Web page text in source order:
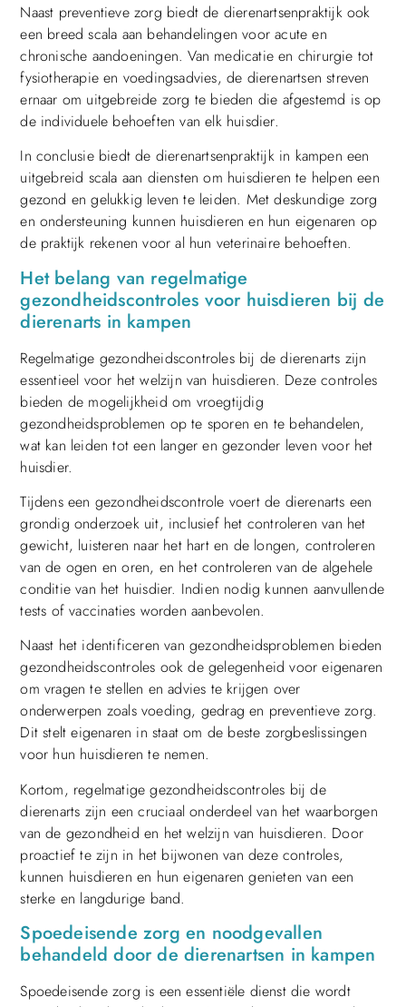
Naast preventieve zorg biedt de dierenartsenpraktijk ook
een breed scala aan behandelingen voor acute en
chronische aandoeningen. Van medicatie en chirurgie tot
fysiotherapie en voedingsadvies, de dierenartsen streven
ernaar om uitgebreide zorg te bieden die afgestemd is op
de individuele behoeften van elk huisdier.
In conclusie biedt de dierenartsenpraktijk in kampen een
uitgebreid scala aan diensten om huisdieren te helpen een
gezond en gelukkig leven te leiden. Met deskundige zorg
en ondersteuning kunnen huisdieren en hun eigenaren op
de praktijk rekenen voor al hun veterinaire behoeften.
Het belang van regelmatige
gezondheidscontroles voor huisdieren bij de
dierenarts in kampen
Regelmatige gezondheidscontroles bij de dierenarts zijn
essentieel voor het welzijn van huisdieren. Deze controles
bieden de mogelijkheid om vroegtijdig
gezondheidsproblemen op te sporen en te behandelen,
wat kan leiden tot een langer en gezonder leven voor het
huisdier.
Tijdens een gezondheidscontrole voert de dierenarts een
grondig onderzoek uit, inclusief het controleren van het
gewicht, luisteren naar het hart en de longen, controleren
van de ogen en oren, en het controleren van de algehele
conditie van het huisdier. Indien nodig kunnen aanvullende
tests of vaccinaties worden aanbevolen.
Naast het identificeren van gezondheidsproblemen bieden
gezondheidscontroles ook de gelegenheid voor eigenaren
om vragen te stellen en advies te krijgen over
onderwerpen zoals voeding, gedrag en preventieve zorg.
Dit stelt eigenaren in staat om de beste zorgbeslissingen
voor hun huisdieren te nemen.
Kortom, regelmatige gezondheidscontroles bij de
dierenarts zijn een cruciaal onderdeel van het waarborgen
van de gezondheid en het welzijn van huisdieren. Door
proactief te zijn in het bijwonen van deze controles,
kunnen huisdieren en hun eigenaren genieten van een
sterke en langdurige band.
Spoedeisende zorg en noodgevallen
behandeld door de dierenartsen in kampen
Spoedeisende zorg is een essentiële dienst die wordt